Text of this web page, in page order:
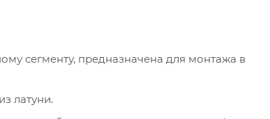
сегменту, предназначена для монтажа в
латуни.